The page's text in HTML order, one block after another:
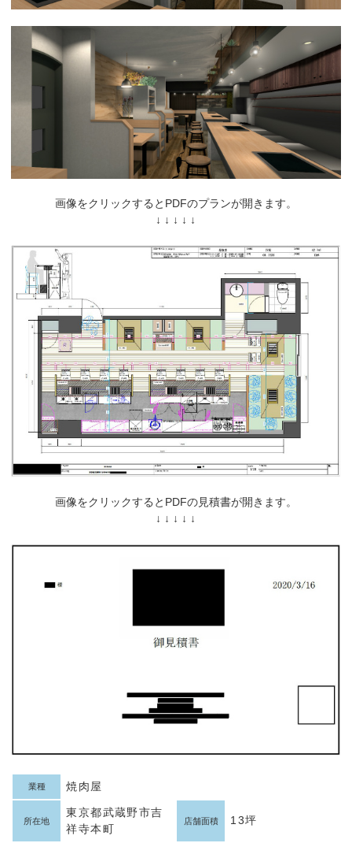
画像をクリックするとPDFのプランが開きます。
↓ ↓ ↓ ↓ ↓
画像をクリックするとPDFの見積書が開きます。
↓ ↓ ↓ ↓ ↓
業種 焼肉屋
所在地
東京都武蔵野市吉
祥寺本町
店舗面積 13坪